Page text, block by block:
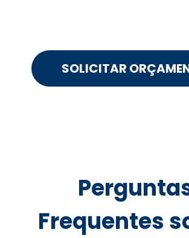
SOLICITAR
Frequentes